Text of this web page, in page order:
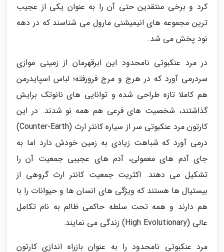
کرد و برخی منتقدین حتی آن را به عنوان یکی از عجیب
ترین مجموعه های انیمیشنی مارول می شناسند که در دهه
نود پخش می شد.
در مرد عنکبوتی نامحدود این ابرقهرمان از زمینی موازی
سردرمی آورد که در هرج و مرج فرورفته؛ لباس اسپایدرمن
هم کاملا تازه طراحی شده و توانایی های نانوتک برایش
گذاشتند، شخصیت های فرعی هم همه نو شدند. در این
کارتون مرد عنکبوتی سر از سیاره کانتر ارث (Counter-Earth)
درمی آورد که شباهت زیادی به زمین خودش دارد اما به
جای آدم های معمولی، آدم های عجیبی جمعیت آن را
تشکیل می دهند. اکثریت جمعیت کانتر ارث گروهی از
بیستیال ها هستند که ویژگی های انسان ها و حیوانات را با
هم دارند و همه تحت سلطه حاکمی ظالم به نام تکامل
عالی (High Evolutionary) زندگی می نمایند.
مرد عنکبوتی نامحدود را به عنوان بازراه اندازی کارتون